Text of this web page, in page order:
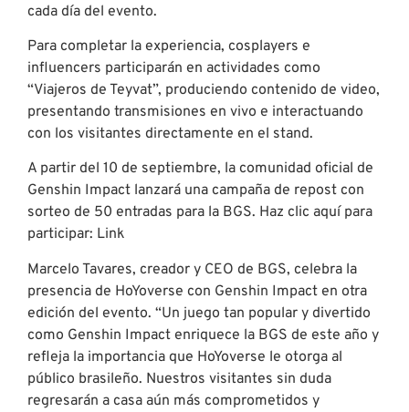
cada día del evento.
Para completar la experiencia, cosplayers e
influencers participarán en actividades como
“Viajeros de Teyvat”, produciendo contenido de video,
presentando transmisiones en vivo e interactuando
con los visitantes directamente en el stand.
A partir del 10 de septiembre, la comunidad oficial de
Genshin Impact lanzará una campaña de repost con
sorteo de 50 entradas para la BGS. Haz clic aquí para
participar: Link
Marcelo Tavares, creador y CEO de BGS, celebra la
presencia de HoYoverse con Genshin Impact en otra
edición del evento. “Un juego tan popular y divertido
como Genshin Impact enriquece la BGS de este año y
refleja la importancia que HoYoverse le otorga al
público brasileño. Nuestros visitantes sin duda
regresarán a casa aún más comprometidos y